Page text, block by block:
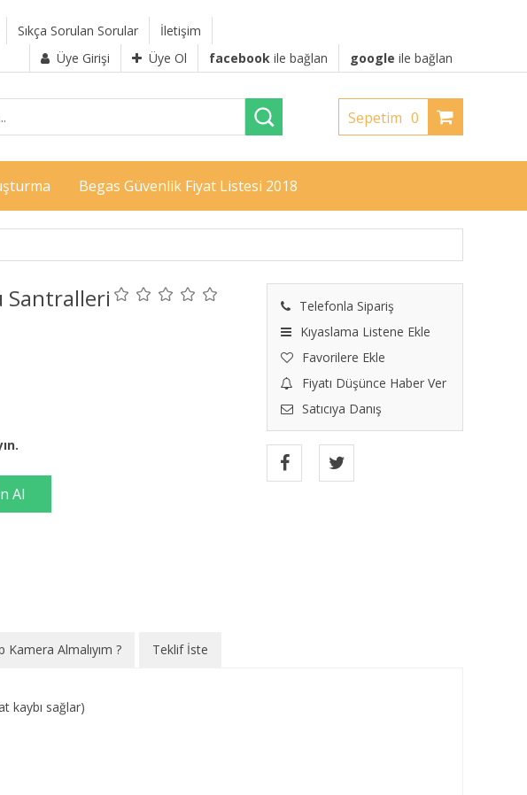
Sıkça Sorulan Sorular
İletişim
Üye Girişi
Üye Ol facebook ile bağlan google ile bağlan
Sepetim 0
Begas Güvenlik Fiyat Listesi 2018
Santralleri
Telefonla Sipariş
Kıyaslama Listene Ekle
Favorilere Ekle
Fiyatı Düşünce Haber Ver
Satıcıya Danış
Kamera Almalıyım ? Teklif İste
kaybı sağlar)